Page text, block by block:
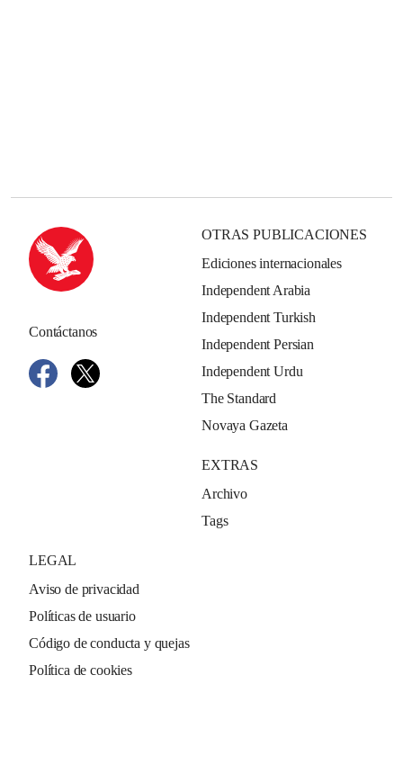
Contáctanos
OTRAS PUBLICACIONES
Ediciones internacionales
Independent Arabia
Independent Turkish
Independent Persian
Independent Urdu
The Standard
Novaya Gazeta
EXTRAS
Archivo
Tags
LEGAL
Aviso de privacidad
Políticas de usuario
Código de conducta y quejas
Política de cookies